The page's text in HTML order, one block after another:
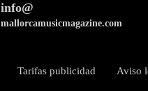
info@
mallorcamusicmagazine.com
Tarifas publicidad Aviso